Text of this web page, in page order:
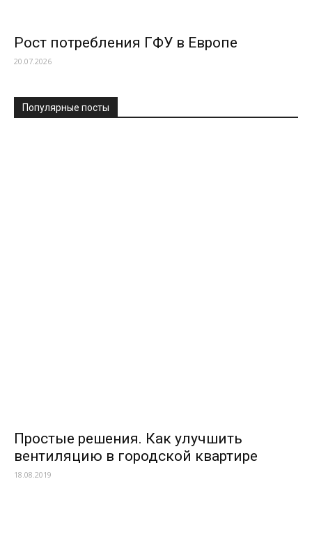
Рост потребления ГФУ в Европе
20.07.2026
Популярные посты
Простые решения. Как улучшить
вентиляцию в городской квартире
18.08.2019